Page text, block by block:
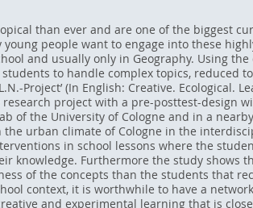
than ever and are one of the biggest
people want to engage into these
and usually only in Geography. Using the
to handle complex topics, reduced
Project’ (In English: Creative. Ecological.
project with a pre-posttest-design
of the University of Cologne and in a
urban climate of Cologne in the
in school lessons where the
knowledge. Furthermore the study shows
of the concepts than the students that
context, it is worthwhile to have a
and experimental learning that is